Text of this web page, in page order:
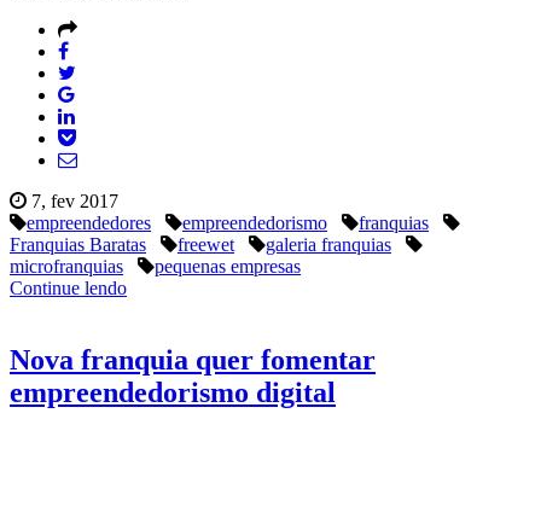
7, fev 2017
empreendedores
empreendedorismo
franquias
Franquias Baratas
freewet
galeria franquias
microfranquias
pequenas empresas
Continue lendo
Nova franquia quer fomentar
empreendedorismo digital